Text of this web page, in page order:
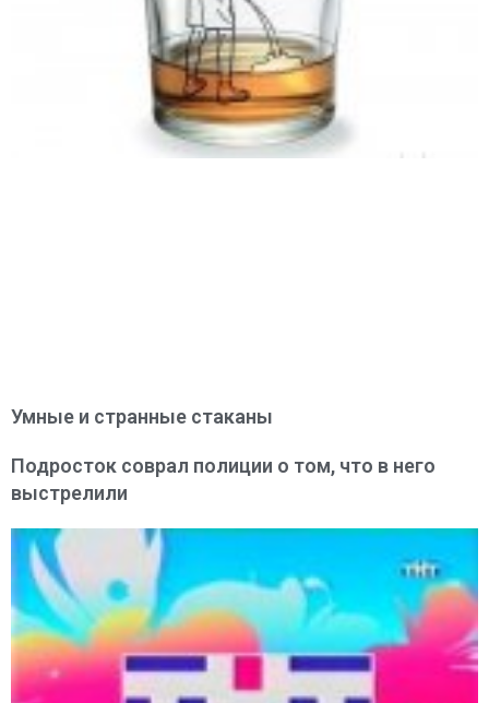
Умные и странные стаканы
Подросток соврал полиции о том, что в него
выстрелили